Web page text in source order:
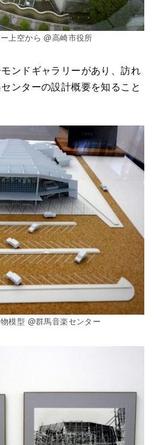
上空から @高崎市役所
ンドギャラリーがあり、訪れ
ンターの設計概要を知ること
模型 @群馬音楽センター